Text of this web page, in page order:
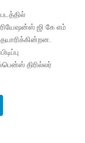
ஜி கே எம்
திரில்லர்